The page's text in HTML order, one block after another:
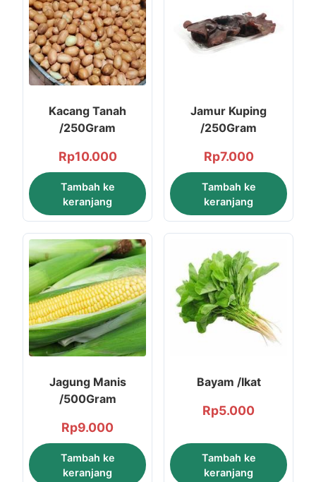
Kacang Tanah
/250Gram
Rp10.000
Tambah ke
keranjang
Jamur Kuping
/250Gram
Rp7.000
Tambah ke
keranjang
Jagung Manis
/500Gram
Rp9.000
Tambah ke
keranjang
Bayam /Ikat
Rp5.000
Tambah ke
keranjang